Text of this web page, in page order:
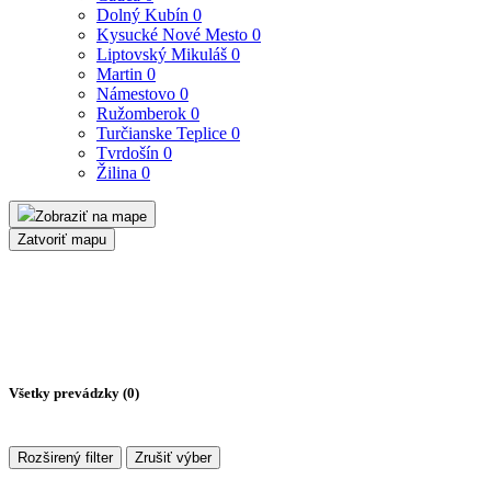
Dolný Kubín 0
Kysucké Nové Mesto 0
Liptovský Mikuláš 0
Martin 0
Námestovo 0
Ružomberok 0
Turčianske Teplice 0
Tvrdošín 0
Žilina 0
Zobraziť na mape
Zatvoriť mapu
Všetky prevádzky (0)
Rozširený filter Zrušiť výber